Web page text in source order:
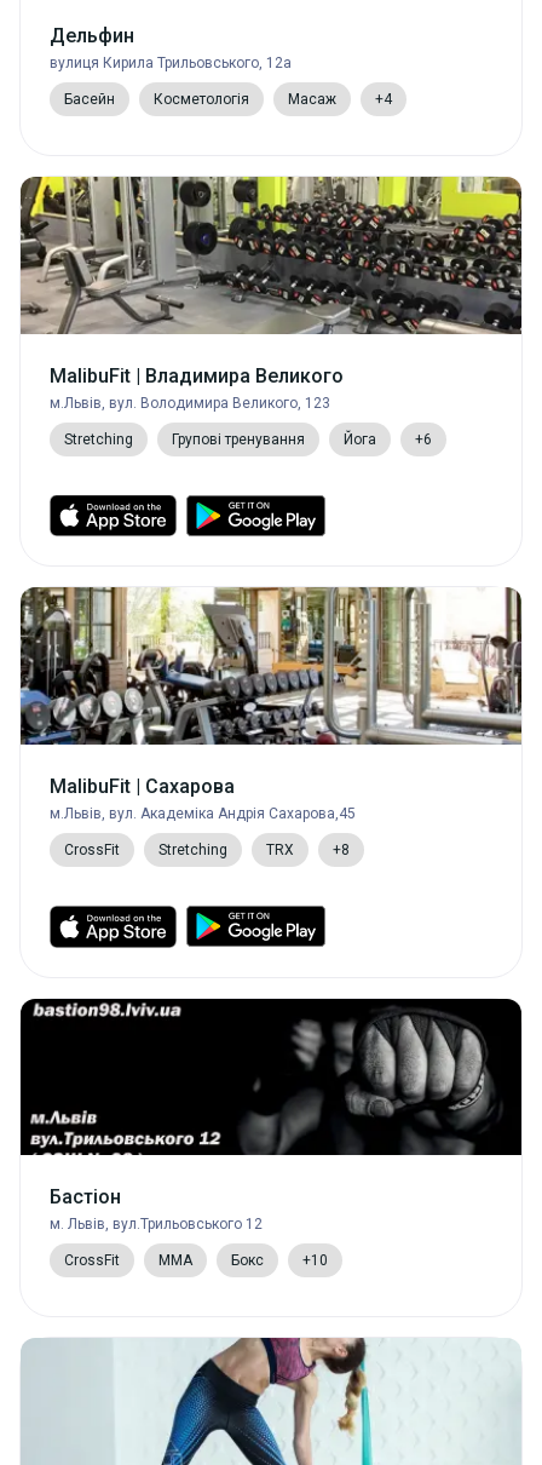
Дельфин
вулиця Кирила Трильовського, 12а
Басейн Косметологія Масаж +4
MalibuFit | Владимира Великого
м.Львів, вул. Володимира Великого, 123
Stretching Групові тренування Йога +6
MalibuFit | Сахарова
м.Львів, вул. Академіка Андрія Сахарова,45
CrossFit Stretching TRX +8
Бастіон
м. Львів, вул.Трильовського 12
CrossFit MMA Бокс +10